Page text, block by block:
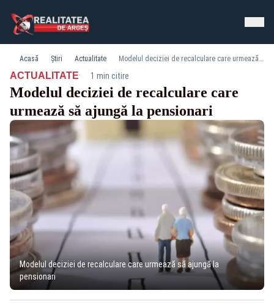
Acasă Știri Actualitate Modelul deciziei de recalculare care urmează să ajungă la pensionari
ACTUALITATE· 1 min citire
Modelul deciziei de recalculare care
urmează să ajungă la pensionari
Modelul deciziei de recalculare care urmează să ajungă la
pensionari